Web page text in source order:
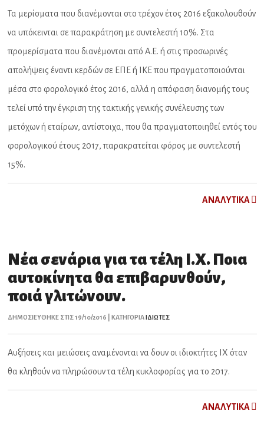
Τα μερίσματα που διανέμονται στο τρέχον έτος 2016 εξακολουθούν
να υπόκεινται σε παρακράτηση με συντελεστή 10%. Στα
προμερίσματα που διανέμονται από Α.Ε. ή στις προσωρινές
απολήψεις έναντι κερδών σε ΕΠΕ ή ΙΚΕ που πραγματοποιούνται
μέσα στο φορολογικό έτος 2016, αλλά η απόφαση διανομής τους
τελεί υπό την έγκριση της τακτικής γενικής συνέλευσης των
μετόχων ή εταίρων, αντίστοιχα, που θα πραγματοποιηθεί εντός του
φορολογικού έτους 2017, παρακρατείται φόρος με συντελεστή
15%.
ΑNAΛYTIKA
Νέα σενάρια για τα τέλη Ι.Χ. Ποια
αυτοκίνητα θα επιβαρυνθούν,
ποιά γλιτώνουν.
ΔΗΜΟΣΙΕΥΘΗΚΕ ΣΤΙΣ 19/10/2016 | ΚΑΤΗΓΟΡΙΑΙΔΙΩΤΕΣ
Αυξήσεις και μειώσεις αναμένονται να δουν οι ιδιοκτήτες ΙΧ όταν
θα κληθούν να πληρώσουν τα τέλη κυκλοφορίας για το 2017.
ΑNAΛYTIKA